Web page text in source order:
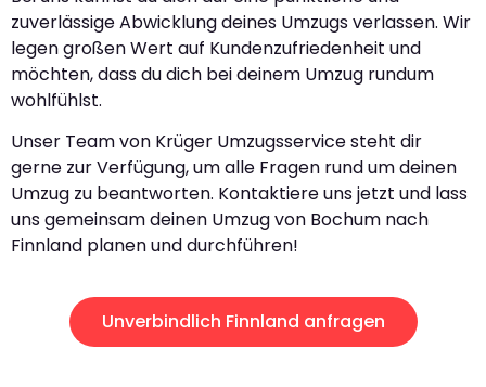
zuverlässige Abwicklung deines Umzugs verlassen. Wir
legen großen Wert auf Kundenzufriedenheit und
möchten, dass du dich bei deinem Umzug rundum
wohlfühlst.
Unser Team von Krüger Umzugsservice steht dir
gerne zur Verfügung, um alle Fragen rund um deinen
Umzug zu beantworten. Kontaktiere uns jetzt und lass
uns gemeinsam deinen Umzug von Bochum nach
Finnland planen und durchführen!
Unverbindlich Finnland anfragen